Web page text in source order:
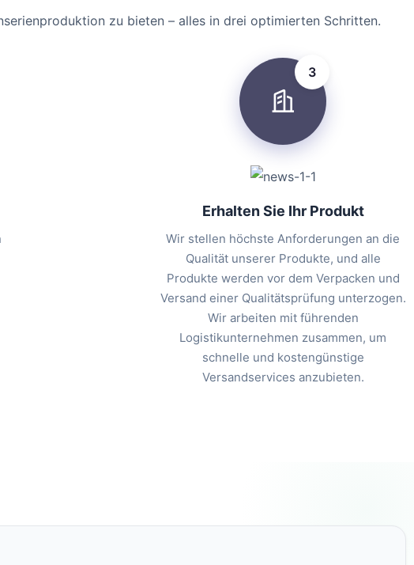
zu bieten – alles in drei optimierten Schritten.
3
Erhalten Sie Ihr Produkt
Wir stellen höchste Anforderungen an die
Qualität unserer Produkte, und alle
Produkte werden vor dem Verpacken und
Versand einer Qualitätsprüfung unterzogen.
Wir arbeiten mit führenden
Logistikunternehmen zusammen, um
schnelle und kostengünstige
Versandservices anzubieten.